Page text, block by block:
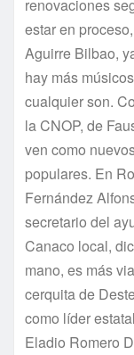
renovaciones
estar en
Aguirre Bilbao,
hay más
cualquier son.
la CNOP, de
ven como
populares. En
Fernández
secretario del
Canaco local,
mano, es más
cerquita de
como lí­der
Eladio Romero